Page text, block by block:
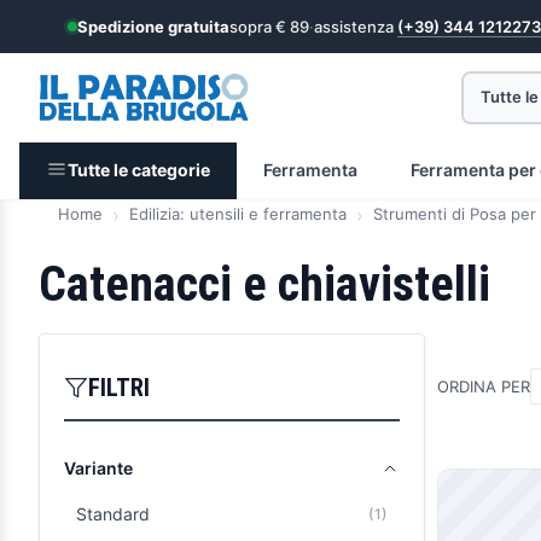
Spedizione gratuitasopra € 89·assistenza (+39) 344 1212273
Tutte
Tutte le categorie Ferramenta Ferramenta
Home Edilizia: utensili e ferramenta Strumenti di Posa per
Catenacci e chiavistelli
FILTRI
Variante
Standard (1)
ORDINA PER
Prodotti